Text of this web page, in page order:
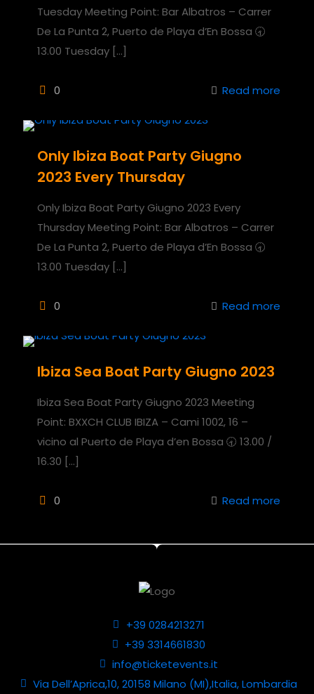
Tuesday Meeting Point: Bar Albatros – Carrer
De La Punta 2, Puerto de Playa d’En Bossa 🕣
13.00 Tuesday […]
0 Read more
Only Ibiza Boat Party Giugno
2023 Every Thursday
Only Ibiza Boat Party Giugno 2023 Every
Thursday Meeting Point: Bar Albatros – Carrer
De La Punta 2, Puerto de Playa d’En Bossa 🕣
13.00 Tuesday […]
0 Read more
Ibiza Sea Boat Party Giugno 2023
Ibiza Sea Boat Party Giugno 2023 Meeting
Point: BXXCH CLUB IBIZA – Cami 1002, 16 –
vicino al Puerto de Playa d’en Bossa 🕣 13.00 /
16.30 […]
0 Read more
+39 0284213271
+39 3314661830
info@ticketevents.it
Via Dell’Aprica,10, 20158 Milano (MI),Italia, Lombardia